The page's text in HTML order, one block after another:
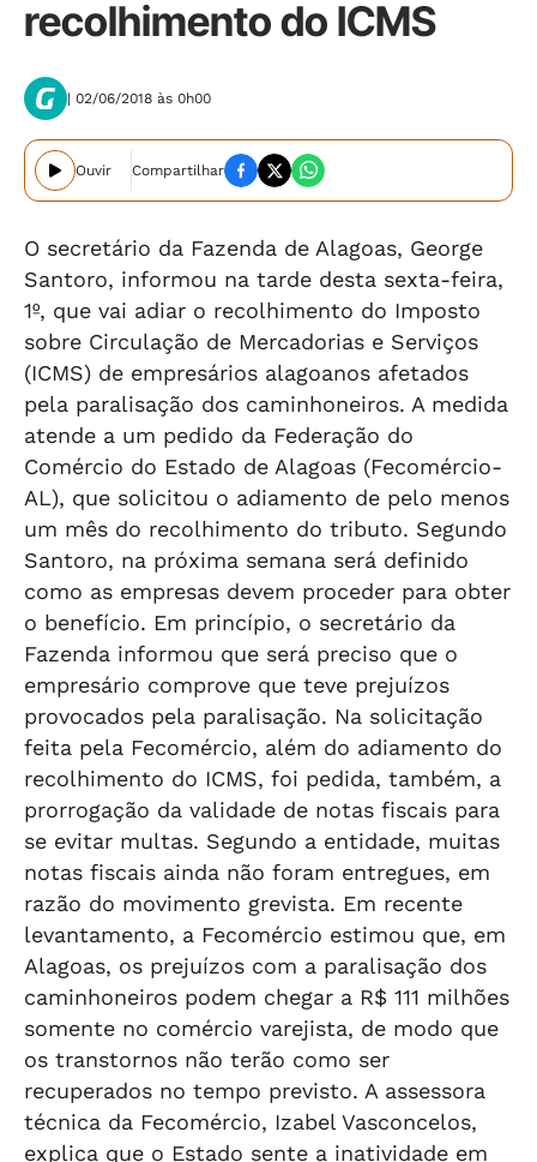
recolhimento do ICMS
| 02/06/2018 às 0h00
Ouvir Compartilhar
O secretário da Fazenda de Alagoas, George
Santoro, informou na tarde desta sexta-feira,
1º, que vai adiar o recolhimento do Imposto
sobre Circulação de Mercadorias e Serviços
(ICMS) de empresários alagoanos afetados
pela paralisação dos caminhoneiros. A medida
atende a um pedido da Federação do
Comércio do Estado de Alagoas (Fecomércio-
AL), que solicitou o adiamento de pelo menos
um mês do recolhimento do tributo. Segundo
Santoro, na próxima semana será definido
como as empresas devem proceder para obter
o benefício. Em princípio, o secretário da
Fazenda informou que será preciso que o
empresário comprove que teve prejuízos
provocados pela paralisação. Na solicitação
feita pela Fecomércio, além do adiamento do
recolhimento do ICMS, foi pedida, também, a
prorrogação da validade de notas fiscais para
se evitar multas. Segundo a entidade, muitas
notas fiscais ainda não foram entregues, em
razão do movimento grevista. Em recente
levantamento, a Fecomércio estimou que, em
Alagoas, os prejuízos com a paralisação dos
caminhoneiros podem chegar a R$ 111 milhões
somente no comércio varejista, de modo que
os transtornos não terão como ser
recuperados no tempo previsto. A assessora
técnica da Fecomércio, Izabel Vasconcelos,
explica que o Estado sente a inatividade em